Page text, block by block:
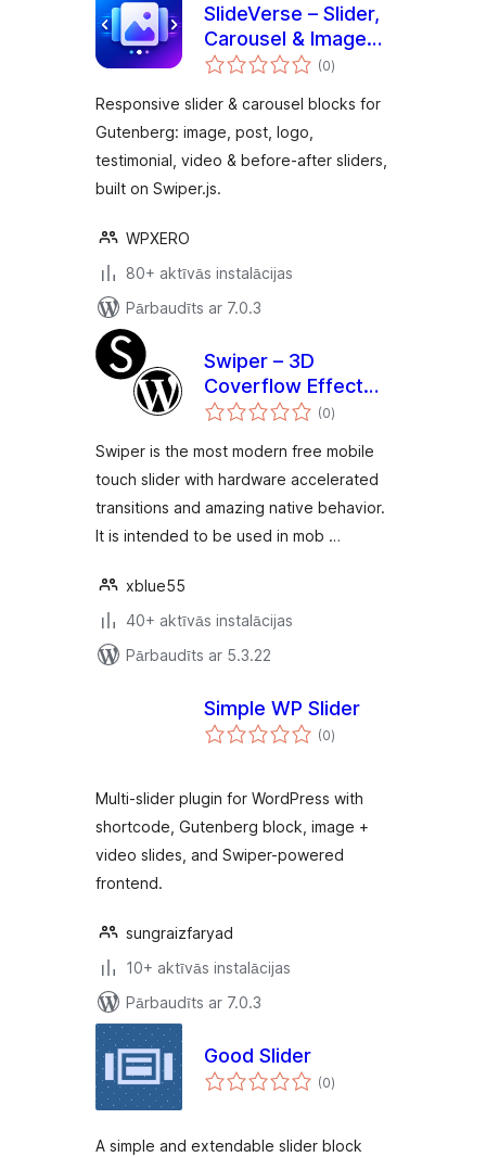
SlideVerse – Slider,
Carousel & Image
Slider Blocks for
(0vērtējumu
kopsumma
)
Responsive slider & carousel blocks for
Gutenberg: image, post, logo,
testimonial, video & before-after sliders,
built on Swiper.js.
WPXERO
80+ aktīvās instalācijas
Pārbaudīts ar 7.0.3
Swiper – 3D
Coverflow Effect
for visual composer
Builder]
(0vērtējumu
kopsumma
)
Swiper is the most modern free mobile
touch slider with hardware accelerated
transitions and amazing native behavior.
It is intended to be used in mob …
xblue55
40+ aktīvās instalācijas
Pārbaudīts ar 5.3.22
Simple WP Slider
(0vērtējumu
kopsumma
)
Multi-slider plugin for WordPress with
shortcode, Gutenberg block, image +
video slides, and Swiper-powered
frontend.
sungraizfaryad
10+ aktīvās instalācijas
Pārbaudīts ar 7.0.3
Good Slider
(0vērtējumu
kopsumma
)
A simple and extendable slider block